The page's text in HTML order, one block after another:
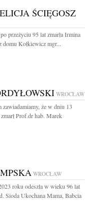
ŚCIĘGOSZ
przeżyciu 95 lat zmarła Irmina
domu Kołkiewicz mgr...
WROCŁAW
zawiadamiamy, że w dniu 13
Prof.dr hab. Marek
WROCŁAW
roku odeszła w wieku 96 lat
Sioda Ukochana Mama, Babcia